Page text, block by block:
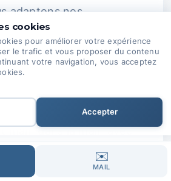
adaptons nos
à
ambitions virtuelles
concrets .Collaboration
:
collaboration.
main dans la main avec
nous assurons que
de leur SEO est aligné
✉️
MAIL
cookies
pour améliorer votre expérience
le trafic et vous proposer du contenu
votre navigation, vous acceptez
Accepter